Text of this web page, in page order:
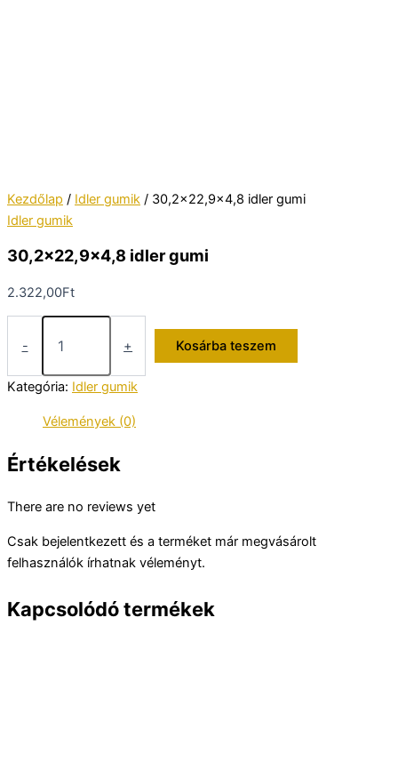
Kezdőlap / Idler gumik / 30,2×22,9×4,8 idler gumi
Idler gumik
30,2×22,9×4,8 idler gumi
2.322,00Ft
-
30,2x22,9x4,8
mennyiség
+ Kosárba teszem
Kategória: Idler gumik
Vélemények (0)
Értékelések
There are no reviews yet
Csak bejelentkezett és a terméket már megvásárolt
felhasználók írhatnak véleményt.
Kapcsolódó termékek